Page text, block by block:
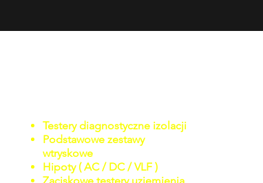
Testery diagnostyczne izolacji
Podstawowe zestawy
wtryskowe
Hipoty ( AC / DC / VLF )